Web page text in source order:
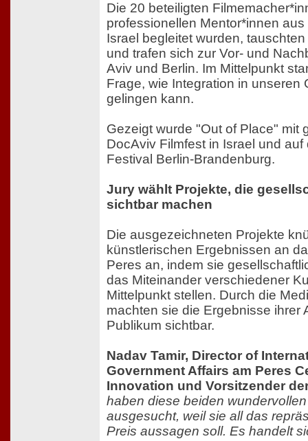
Die 20 beteiligten
professionellen Mentor*innen
Israel begleitet wurden,
und trafen sich zur Vor- und
Aviv und Berlin. Im Mittelpunkt
Frage, wie Integration in unseren
gelingen kann.
Gezeigt wurde "Out of Place" mit
DocAviv Filmfest in Israel und
Festival Berlin-Brandenburg.
Jury wählt Projekte, die
sichtbar machen
Die ausgezeichneten Projekte
künstlerischen Ergebnissen an
Peres an, indem sie
das Miteinander verschiedener
Mittelpunkt stellen. Durch die
machten sie die Ergebnisse ihrer
Publikum sichtbar.
Nadav Tamir, Director of
Government Affairs am Peres
Innovation und Vorsitzender
haben diese beiden
ausgesucht, weil sie all das
Preis aussagen soll. Es handelt